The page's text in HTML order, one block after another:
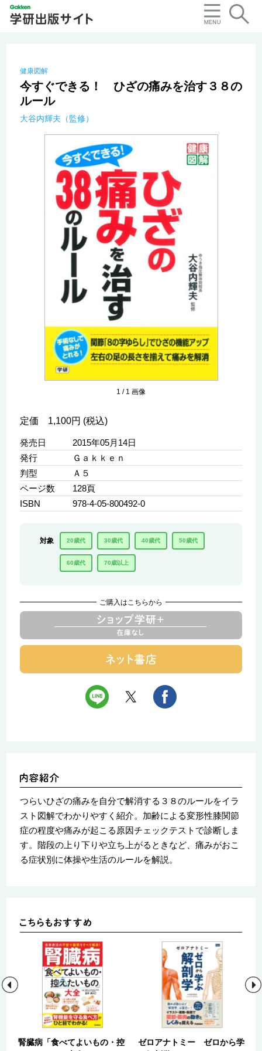
健康図解
今すぐできる！ ひざの痛みを治す３８の
ルール
大谷内輝夫（監修）
1 / 1 画像
定価 1,100円 (税込)
発売日
2015年05月14日
発行
Ｇａｋｋｅｎ
判型
Ａ５
ページ数
128頁
ISBN
978-4-05-800492-0
対象 20歳代 30歳代 40歳代 50歳代
60歳代 70歳以上
ご購入はこちらから
つらいひざの痛みを自分で解消する３８のルールをイラ
スト図解でわかりやすく紹介。加齢による変形性膝関節
症の程度や痛みが起こる原因チェックテストで診断しま
す。階段の上り下りや立ち上がるときなど、痛みがおこ
る症状別に体操や生活のルールを解説。
腎臓病「食べてよいもの・控
ゼロアナトミー ゼロから学